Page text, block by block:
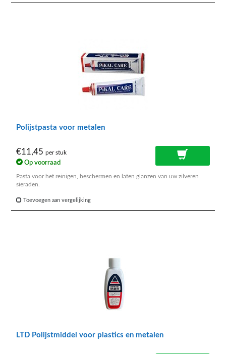
Polijstpasta voor metalen
€11,45 per stuk
Op voorraad
Pasta voor het reinigen, beschermen en laten glanzen van uw zilveren
sieraden.
Toevoegen aan vergelijking
LTD Polijstmiddel voor plastics en metalen